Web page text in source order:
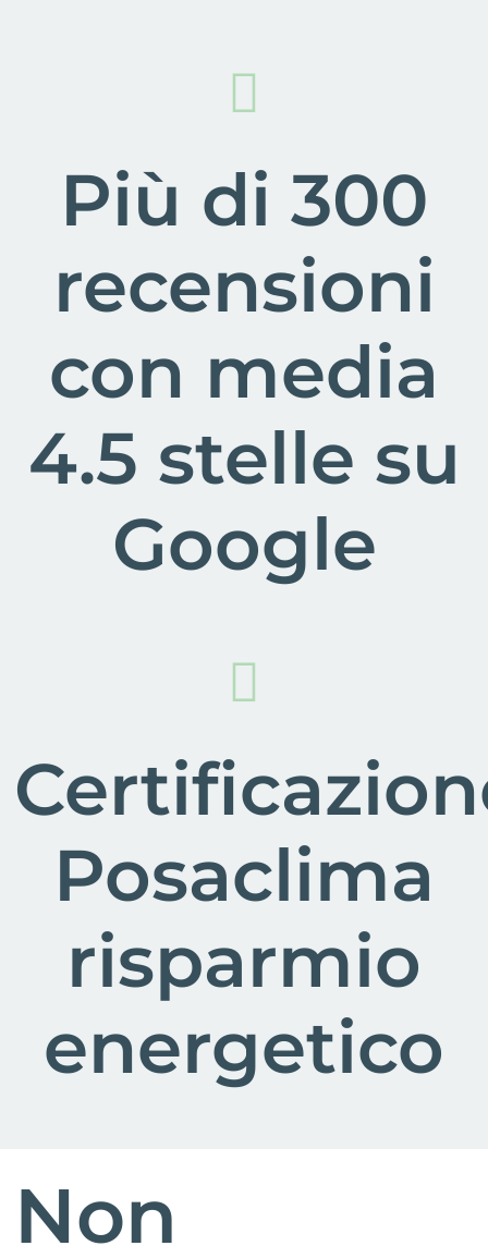
Più di 300
recensioni
con media
4.5 stelle su
Google
Posaclima
risparmio
energetico
Non